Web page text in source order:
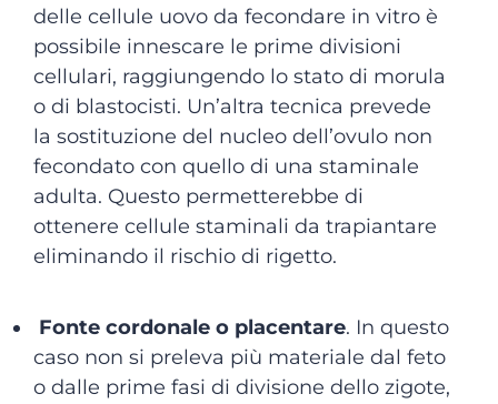
delle cellule uovo da fecondare in vitro è
possibile innescare le prime divisioni
cellulari, raggiungendo lo stato di morula
o di blastocisti. Un’altra tecnica prevede
la sostituzione del nucleo dell’ovulo non
fecondato con quello di una staminale
adulta. Questo permetterebbe di
ottenere cellule staminali da trapiantare
eliminando il rischio di rigetto.
Fonte cordonale o placentare. In questo
caso non si preleva più materiale dal feto
o dalle prime fasi di divisione dello zigote,